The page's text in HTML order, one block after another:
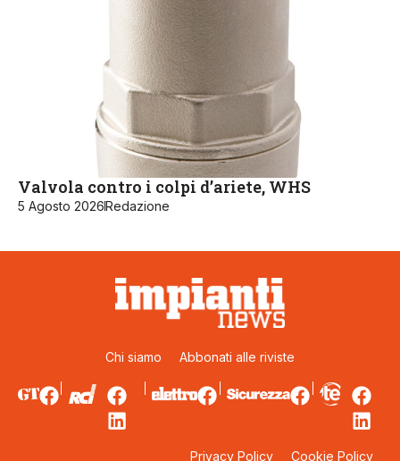
Valvola contro i colpi d’ariete, WHS
5 Agosto 2026Redazione
Chi siamo Abbonati alle riviste
Privacy Policy Cookie Policy